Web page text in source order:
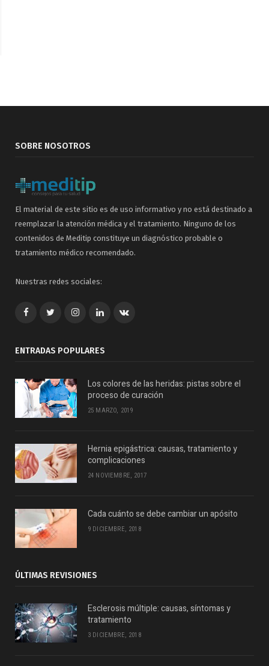
SOBRE NOSOTROS
El material de este sitio es de uso informativo y no está destinado a
reemplazar la atención médica y el tratamiento. Ninguno de los
contenidos de Meditip constituye un diagnóstico probable o
tratamiento médico recomendado.
Nuestras redes sociales:
FacebookTwitterGoogle+LinkedInVK
ENTRADAS POPULARES
Los colores de las heridas: pistas sobre el
proceso de curación
25 MARZO, 2019
Hernia epigástrica: causas, tratamiento y
complicaciones
24 NOVIEMBRE, 2017
Cada cuánto se debe cambiar un apósito
9 DICIEMBRE, 2018
ÚLTIMAS REVISIONES
Esclerosis múltiple: causas, síntomas y
tratamiento
3 DICIEMBRE, 2018